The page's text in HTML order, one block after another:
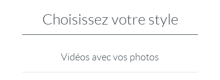
Choisissez votre style
Vidéos avec vos photos